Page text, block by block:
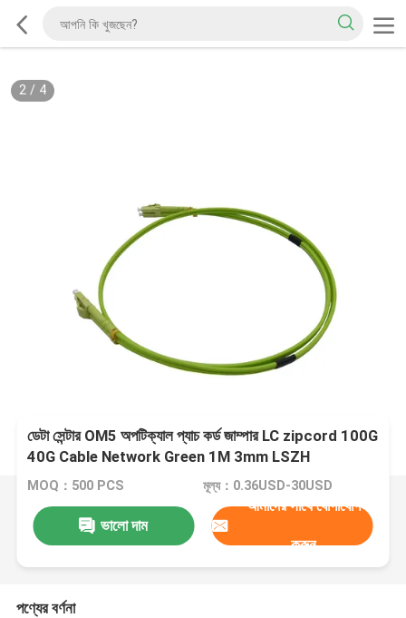
2/ 4
ডেটা সেন্টার OM5 অপটিক্যাল প্যাচ কর্ড জাম্পার LC zipcord 100G
40G Cable Network Green 1M 3mm LSZH
MOQ：500 PCS মূল্য：0.36USD-30USD
ভালো দাম
আমাদের সাথে যোগাযোগ
করুন
পণ্যের বর্ণনা